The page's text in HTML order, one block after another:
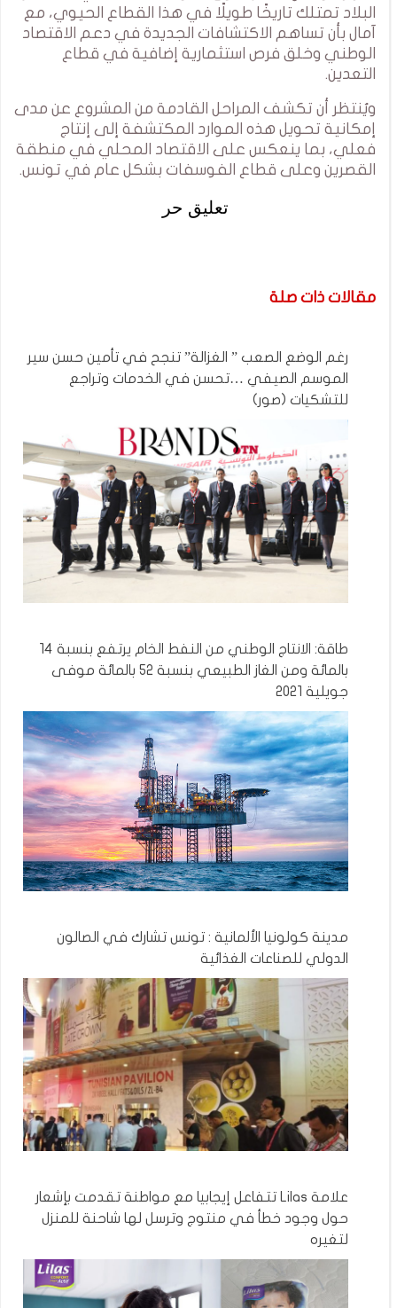
البلاد تمتلك تاريخًا طويلًا في هذا القطاع الحيوي، مع
آمال بأن تساهم الاكتشافات الجديدة في دعم الاقتصاد
الوطني وخلق فرص استثمارية إضافية في قطاع
التعدين.
ويُنتظر أن تكشف المراحل القادمة من المشروع عن مدى
إمكانية تحويل هذه الموارد المكتشفة إلى إنتاج
فعلي، بما ينعكس على الاقتصاد المحلي في منطقة
القصرين وعلى قطاع الفوسفات بشكل عام في تونس.
تعليق حر
مقالات ذات صلة
رغم الوضع الصعب ” الغزالة” تنجح في تأمين حسن سير
الموسم الصيفي …تحسن في الخدمات وتراجع
للتشكيات (صور)
طاقة: الانتاج الوطني من النفط الخام يرتفع بنسبة 14
بالمائة ومن الغاز الطبيعي بنسبة 52 بالمائة موفى
جويلية 2021
مدينة كولونيا الألمانية : تونس تشارك في الصالون
الدولي للصناعات الغذائية
علامة Lilas تتفاعل إيجابيا مع مواطنة تقدمت بإشعار
حول وجود خطأ في منتوج وترسل لها شاحنة للمنزل
لتغيره